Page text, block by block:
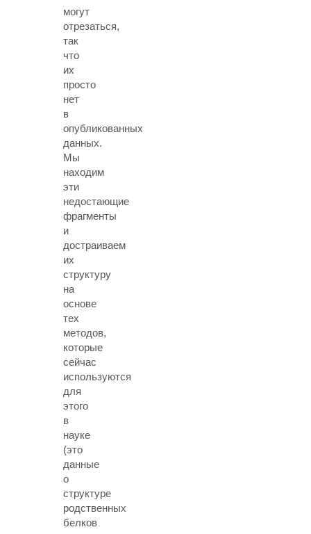
могут
отрезаться,
так
что
их
просто
нет
в
опубликованных
данных.
Мы
находим
эти
недостающие
фрагменты
и
достраиваем
их
структуру
на
основе
тех
методов,
которые
сейчас
используются
для
этого
в
науке
(это
данные
о
структуре
родственных
белков